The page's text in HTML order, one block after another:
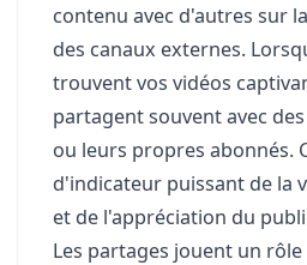
contenu avec d'autres sur
des canaux externes.
trouvent vos vidéos
partagent souvent avec
ou leurs propres abonnés.
d'indicateur puissant de la
et de l'appréciation du
Les partages jouent un